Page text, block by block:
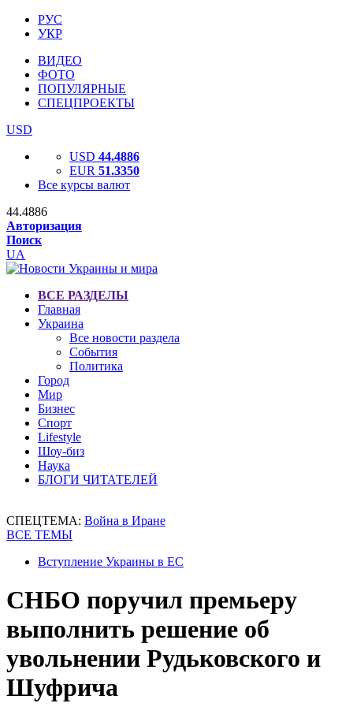
РУС
УКР
ВИДЕО
ФОТО
ПОПУЛЯРНЫЕ
СПЕЦПРОЕКТЫ
USD
USD 44.4886
EUR 51.3350
Все курсы валют
44.4886
Авторизация
Поиск
UA
ВСЕ РАЗДЕЛЫ
Главная
Украина
Все новости раздела
События
Политика
Город
Мир
Бизнес
Спорт
Lifestyle
Шоу-биз
Наука
БЛОГИ ЧИТАТЕЛЕЙ
СПЕЦТЕМА: Война в Иране
ВСЕ ТЕМЫ
Вступление Украины в ЕС
СНБО поручил премьеру
выполнить решение об
увольнении Рудьковского и
Шуфрича